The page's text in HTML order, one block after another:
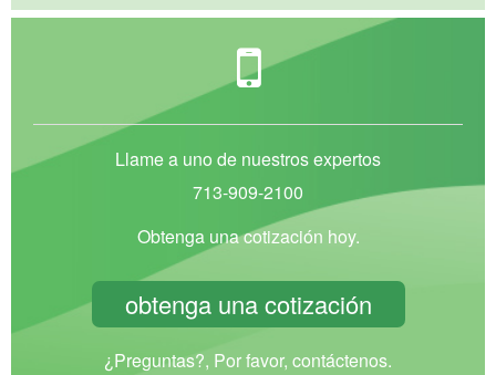
Llame a uno de nuestros expertos
713-909-2100
Obtenga una cotización hoy.
obtenga una cotización
¿Preguntas?, Por favor, contáctenos.